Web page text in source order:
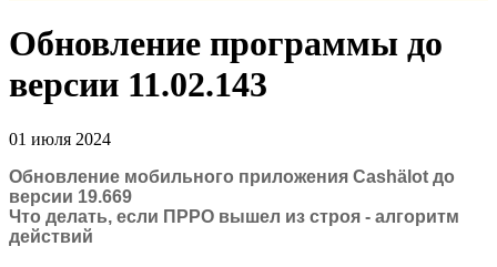
Обновление программы до
версии 11.02.143
01 июля 2024
Обновление мобильного приложения Cashӓlot до
версии 19.669
Что делать, если ПРРО вышел из строя - алгоритм
действий